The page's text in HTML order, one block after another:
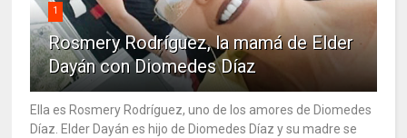
1
Rosmery Rodríguez, la mamá de Elder
Dayán con Diomedes Díaz
Ella es Rosmery Rodríguez, uno de los amores de Diomedes
Díaz. Elder Dayán es hijo de Diomedes Díaz y su madre se